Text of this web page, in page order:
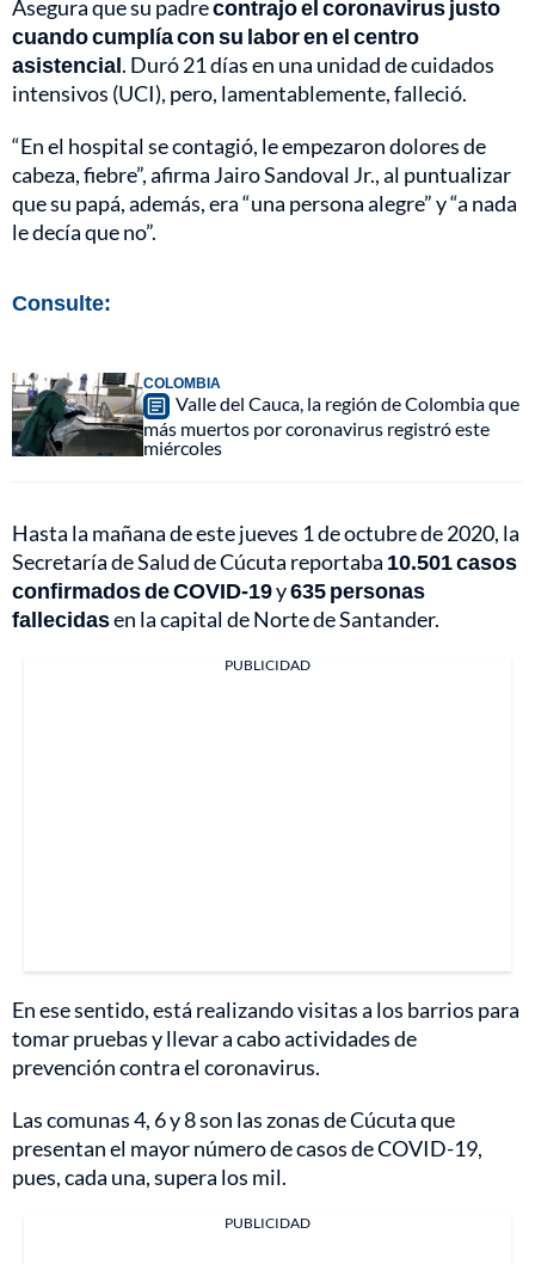
Asegura que su padrecontrajo el coronavirus justo
cuando cumplía con su labor en el centro
asistencial. Duró 21 días en una unidad de cuidados
intensivos (UCI), pero, lamentablemente, falleció.
“En el hospital se contagió, le empezaron dolores de
cabeza, fiebre”, afirma Jairo Sandoval Jr., al puntualizar
que su papá, además, era “una persona alegre” y “a nada
le decía que no”.
Consulte:
COLOMBIA
Valle del Cauca, la región de Colombia que
más muertos por coronavirus registró este
miércoles
Hasta la mañana de este jueves 1 de octubre de 2020, la
Secretaría de Salud de Cúcuta reportaba 10.501 casos
confirmados de COVID-19y635 personas
fallecidasen la capital de Norte de Santander.
PUBLICIDAD
En ese sentido, está realizando visitas a los barrios para
tomar pruebas y llevar a cabo actividades de
prevención contra el coronavirus.
Las comunas 4, 6 y 8 son las zonas de Cúcuta que
presentan el mayor número de casos de COVID-19,
pues, cada una, supera los mil.
PUBLICIDAD